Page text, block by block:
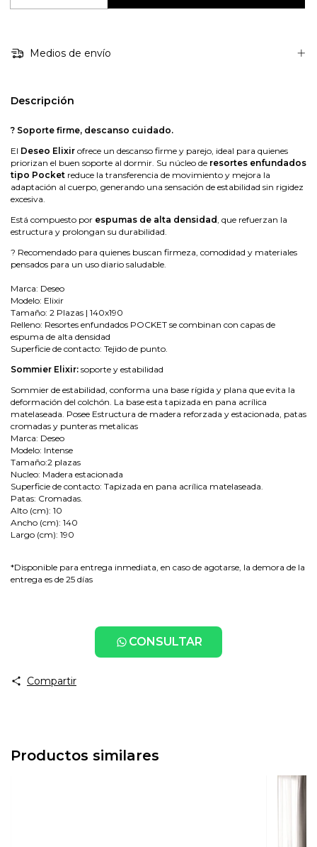
Medios de envío
Descripción
? Soporte firme, descanso cuidado.
El Deseo Elixir ofrece un descanso firme y parejo, ideal para quienes
priorizan el buen soporte al dormir. Su núcleo de resortes enfundados
tipo Pocket reduce la transferencia de movimiento y mejora la
adaptación al cuerpo, generando una sensación de estabilidad sin rigidez
excesiva.
Está compuesto por espumas de alta densidad , que refuerzan la
estructura y prolongan su durabilidad.
? Recomendado para quienes buscan firmeza, comodidad y materiales
pensados para un uso diario saludable.
Marca: Deseo
Modelo: Elixir
Tamaño: 2 Plazas | 140x190
Relleno: Resortes enfundados POCKET se combinan con capas de
espuma de alta densidad
Superficie de contacto: Tejido de punto.
Sommier Elixir: soporte y estabilidad
Sommier de estabilidad, conforma una base rígida y plana que evita la
deformación del colchón. La base esta tapizada en pana acrílica
matelaseada. Posee Estructura de madera reforzada y estacionada, patas
cromadas y punteras metalicas
Marca: Deseo
Modelo: Intense
Tamaño:2 plazas
Nucleo: Madera estacionada
Superficie de contacto: Tapizada en pana acrílica matelaseada.
Patas: Cromadas.
Alto (cm): 10
Ancho (cm): 140
Largo (cm): 190
*Disponible para entrega inmediata, en caso de agotarse, la demora de la
entrega es de 25 días
CONSULTAR
Compartir
Productos similares